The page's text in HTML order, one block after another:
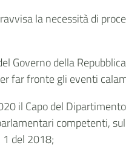
la necessità di
Governo della
far fronte gli eventi
il Capo del
competenti,
del 2018;